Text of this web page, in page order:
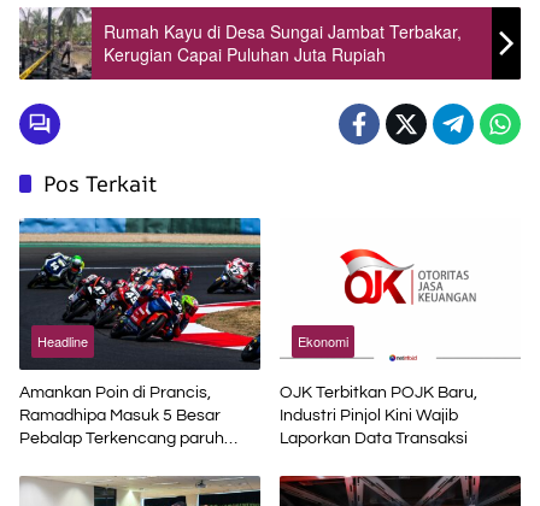
Rumah Kayu di Desa Sungai Jambat Terbakar,
Kerugian Capai Puluhan Juta Rupiah
Pos Terkait
Headline
Amankan Poin di Prancis,
Ramadhipa Masuk 5 Besar
Pebalap Terkencang paruh
Ekonomi
OJK Terbitkan POJK Baru,
Industri Pinjol Kini Wajib
Laporkan Data Transaksi